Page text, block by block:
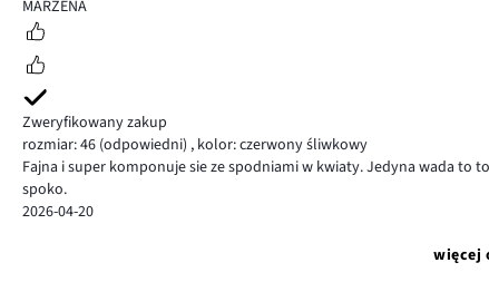
MARZENA
Zweryfikowany zakup
rozmiar: 46 (odpowiedni) , kolor: czerwony śliwkowy
Fajna i super komponuje sie ze spodniami w kwiaty. Jedyna wada to
spoko.
2026-04-20
więcej